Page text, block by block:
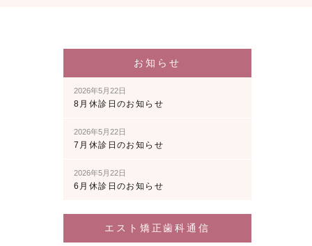
お知らせ
2026年5月22日
8月休診日のお知らせ
2026年5月22日
7月休診日のお知らせ
2026年5月22日
6月休診日のお知らせ
エスト矯正歯科通信